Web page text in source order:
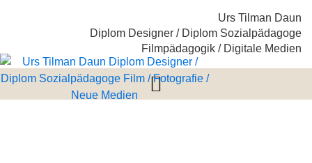
Urs Tilman Daun
Diplom Designer / Diplom Sozialpädagoge
Filmpädagogik / Digitale Medien